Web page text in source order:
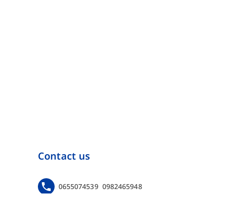
Contact us
0655074539 0982465948